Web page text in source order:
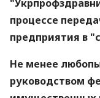
процессе
предприятия в
Не менее
руководством